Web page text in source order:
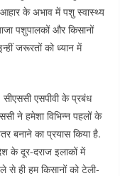
के अभाव में पशु स्वास्थ्य
पशुपालकों और किसानों
जरूरतों को ध्यान में
सीएससी एसपीवी के प्रबंध
ने हमेशा विभिन्न पहलों के
बनाने का प्रयास किया है.
के दूर-दराज इलाकों में
से ही हम किसानों को टेली-